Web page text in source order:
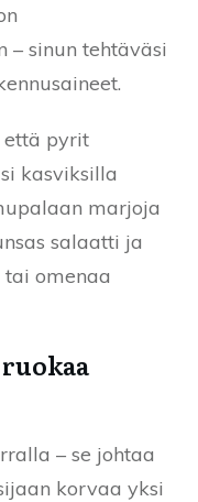
– sinun tehtäväsi
että pyrit
kasviksilla
marjoja
salaatti ja
omenaa
– se johtaa
korvaa yksi